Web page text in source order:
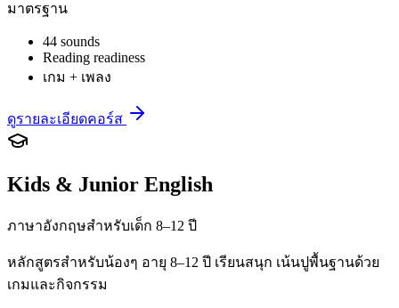
มาตรฐาน
44 sounds
Reading readiness
เกม + เพลง
ดูรายละเอียดคอร์ส
Kids & Junior English
ภาษาอังกฤษสำหรับเด็ก 8–12 ปี
หลักสูตรสำหรับน้องๆ อายุ 8–12 ปี เรียนสนุก เน้นปูพื้นฐานด้วย
เกมและกิจกรรม